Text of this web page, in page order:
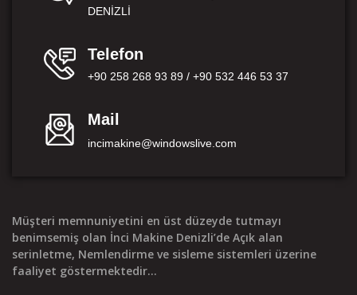
DENİZLİ
Telefon
+90 258 268 93 89 / +90 532 446 53 37
Mail
incimakine@windowslive.com
Müşteri memnuniyetini en üst düzeyde tutmayı
benimsemiş olan İnci Makine Denizli’de Açık alan
serinletme, Nemlendirme ve sisleme sistemleri üzerine
faaliyet göstermektedir...